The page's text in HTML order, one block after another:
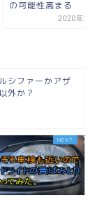
の可能性高まる
2020年2
シファーかアザ
外か？